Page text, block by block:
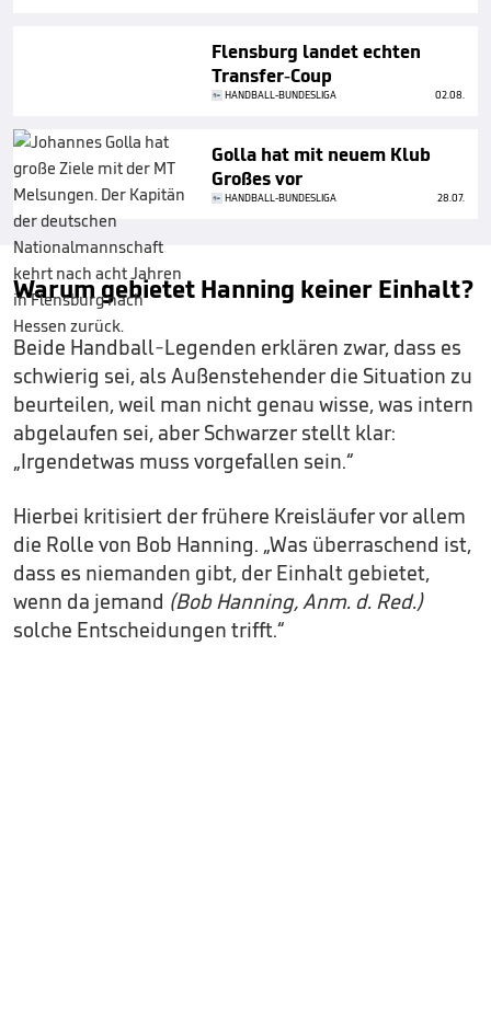
Flensburg landet echten
Transfer-Coup
HANDBALL-BUNDESLIGA 02.08.
Golla hat mit neuem Klub
Großes vor
HANDBALL-BUNDESLIGA 28.07.
Warum gebietet Hanning keiner Einhalt?
Beide Handball-Legenden erklären zwar, dass es
schwierig sei, als Außenstehender die Situation zu
beurteilen, weil man nicht genau wisse, was intern
abgelaufen sei, aber Schwarzer stellt klar:
„Irgendetwas muss vorgefallen sein.“
Hierbei kritisiert der frühere Kreisläufer vor allem
die Rolle von Bob Hanning. „Was überraschend ist,
dass es niemanden gibt, der Einhalt gebietet,
wenn da jemand (Bob Hanning, Anm. d. Red.)
solche Entscheidungen trifft.“